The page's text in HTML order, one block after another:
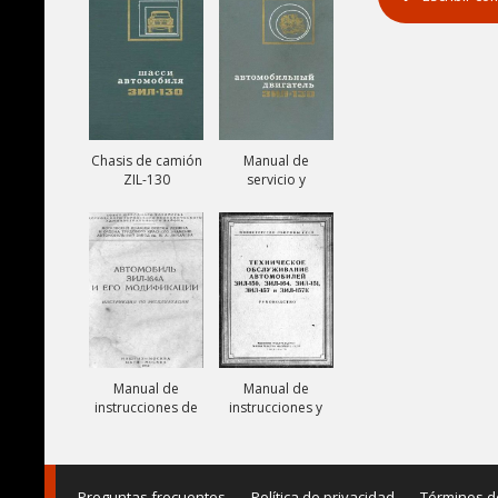
131V
Chasis de camión
ZIL-130
Manual de
servicio y
motor ZIL-130
Manual de
instrucciones de
Manual de
instrucciones y
150, ZIL-151, ZIL-